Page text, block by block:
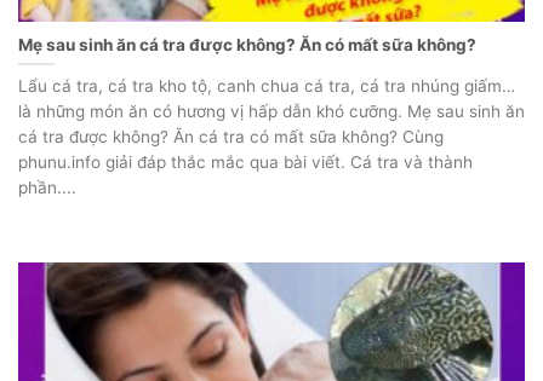
Mẹ sau sinh ăn cá tra được không? Ăn có mất sữa không?
Lẩu cá tra, cá tra kho tộ, canh chua cá tra, cá tra nhúng giấm…
là những món ăn có hương vị hấp dẫn khó cưỡng. Mẹ sau sinh ăn
cá tra được không? Ăn cá tra có mất sữa không? Cùng
phunu.info giải đáp thắc mắc qua bài viết. Cá tra và thành
phần....